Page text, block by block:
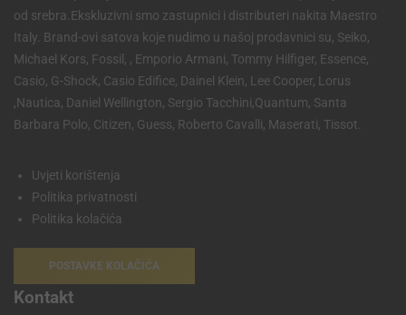
od srebra.Ekskluzivni smo zastupnici i distributeri nakita Maestro
Italy. Brand-ovi satova koje nudimo u našoj prodavnici su, Seiko,
Michael Kors, Fossil, , Emporio Armani, Tommy Hilfiger, Essence,
Casio, G-Shock, Casio Edifice, Dainel Klein, Lee Cooper, Lorus
,Nautica, Daniel Wellington, Sergio Tacchini,Quantum, Santa
Barbara Polo, Citizen, Guess, Roberto Cavalli, Maserati, Tissot.
Uvjeti korištenja
Politika privatnosti
Politika kolačića
POSTAVKE KOLAČIĆA
Kontakt